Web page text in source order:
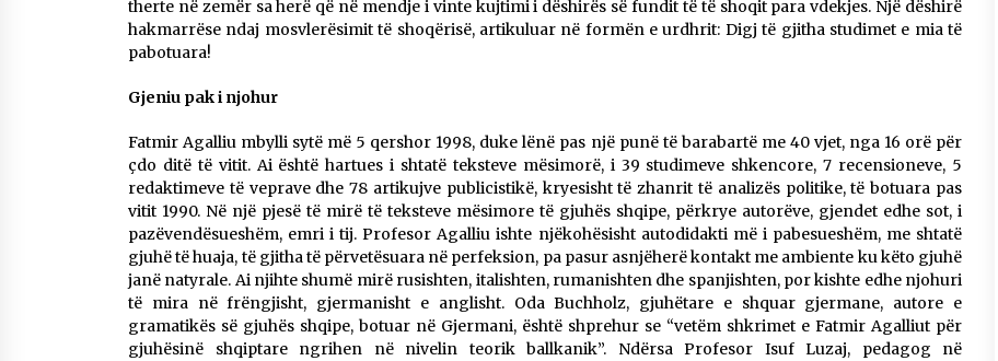
therte në zemër sa herë që në mendje i vinte kujtimi i dëshirës së fundit të të shoqit para vdekjes. Një dëshirë
hakmarrëse ndaj mosvlerësimit të shoqërisë, artikuluar në formën e urdhrit: Digj të gjitha studimet e mia të
pabotuara!
Gjeniu pak i njohur
Fatmir Agalliu mbylli sytë më 5 qershor 1998, duke lënë pas një punë të barabartë me 40 vjet, nga 16 orë për
çdo ditë të vitit. Ai është hartues i shtatë teksteve mësimorë, i 39 studimeve shkencore, 7 recensioneve, 5
redaktimeve të veprave dhe 78 artikujve publicistikë, kryesisht të zhanrit të analizës politike, të botuara pas
vitit 1990. Në një pjesë të mirë të teksteve mësimore të gjuhës shqipe, përkrye autorëve, gjendet edhe sot, i
pazëvendësueshëm, emri i tij. Profesor Agalliu ishte njëkohësisht autodidakti më i pabesueshëm, me shtatë
gjuhë të huaja, të gjitha të përvetësuara në perfeksion, pa pasur asnjëherë kontakt me ambiente ku këto gjuhë
janë natyrale. Ai njihte shumë mirë rusishten, italishten, rumanishten dhe spanjishten, por kishte edhe njohuri
të mira në frëngjisht, gjermanisht e anglisht. Oda Buchholz, gjuhëtare e shquar gjermane, autore e
gramatikës së gjuhës shqipe, botuar në Gjermani, është shprehur se “vetëm shkrimet e Fatmir Agalliut për
gjuhësinë shqiptare ngrihen në nivelin teorik ballkanik”. Ndërsa Profesor Isuf Luzaj, pedagog në